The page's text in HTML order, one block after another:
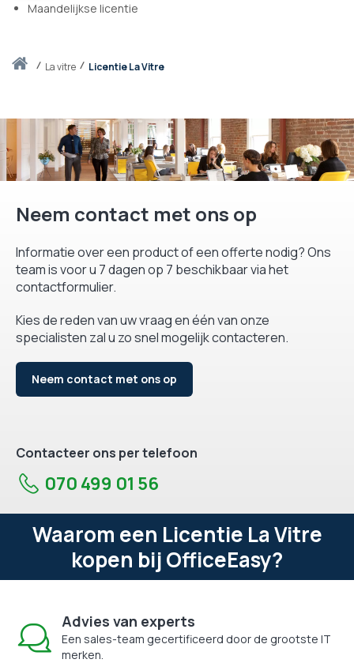
Thuisla vitre Licentie La Vitre
Maandelijkse licentie
Neem contact met ons op
Informatie over een product of een offerte nodig? Ons
team is voor u 7 dagen op 7 beschikbaar via het
contactformulier.
Kies de reden van uw vraag en één van onze
specialisten zal u zo snel mogelijk contacteren.
Neem contact met ons op
Contacteer ons per telefoon
070 499 01 56
Waarom een Licentie La Vitre
kopen bij OfficeEasy?
Advies van experts
Een sales-team gecertificeerd door de grootste IT
merken.